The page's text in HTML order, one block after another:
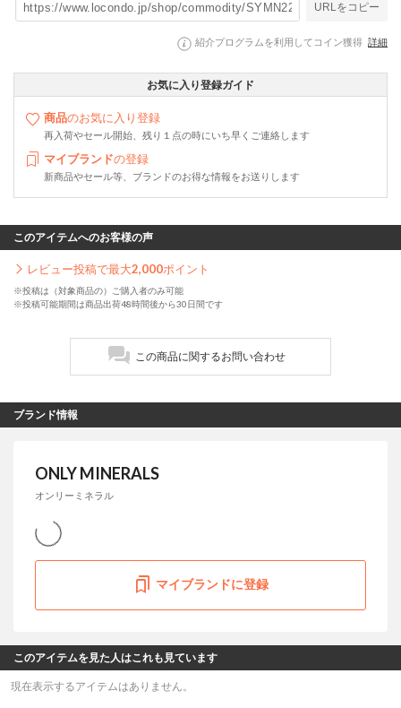
URLをコピー
紹介プログラムを利用してコイン獲得 詳細
お気に入り登録ガイド
商品のお気に入り登録
再入荷やセール開始、残り１点の時にいち早くご連絡します
マイブランドの登録
新商品やセール等、ブランドのお得な情報をお送りします
このアイテムへのお客様の声
レビュー投稿で最大2,000ポイント
※投稿は（対象商品の）ご購入者のみ可能
※投稿可能期間は商品出荷48時間後から30日間です
この商品に関するお問い合わせ
ブランド情報
ONLY MINERALS
オンリーミネラル
マイブランドに登録
このアイテムを見た人はこれも見ています
現在表示するアイテムはありません。